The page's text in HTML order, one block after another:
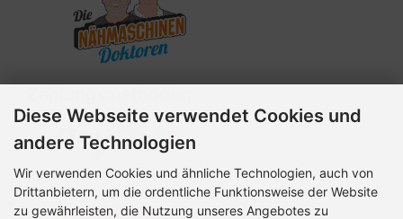
Diese Webseite verwendet Cookies und
andere Technologien
Wir verwenden Cookies und ähnliche Technologien, auch von
Drittanbietern, um die ordentliche Funktionsweise der Website
zu gewährleisten, die Nutzung unseres Angebotes zu